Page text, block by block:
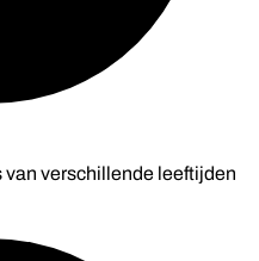
verschillende leeftijden